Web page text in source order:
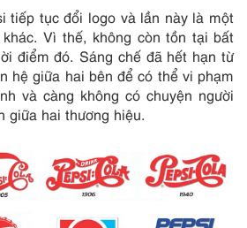
tiếp tục đổi logo và lần này là một
Vì thế, không còn tồn tại bất
điểm đó. Sáng chế đã hết hạn từ
hệ giữa hai bên để có thể vi phạm
và càng không có chuyện người
giữa hai thương hiệu.